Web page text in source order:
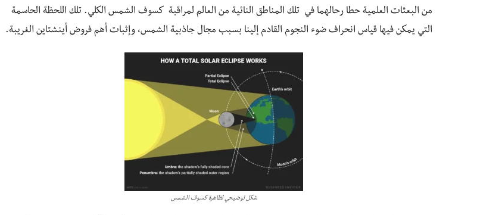
من البعثات العلمية حطا رحالهما في تلك المناطق النائية من العالم لمراقبة كسوف الشمس الكلي. تلك اللحظة الحاسمة
التي يمكن فيها قياس انحراف ضوء النجوم القادم إلينا بسبب مجال جاذبية الشمس، وإثبات أهم فروض أينشتاين الغريبة.
شكل توضيحي لظاهرة كسوف الشمس